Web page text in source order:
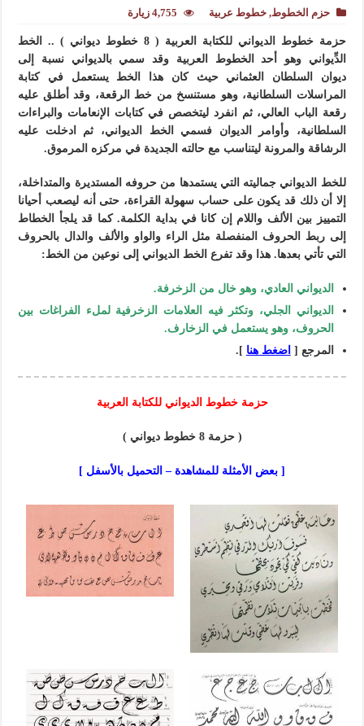
حزم الخطوط,خطوط عربية 4,755 زيارة
حزمة خطوط الديواني للكتابة العربية ( 8 خطوط ديواني ) .. الخط
الدِّيواني وهو أحد الخطوط العربية وقد سمي بالديواني نسبة إلى
ديوان السلطان العثماني حيث كان هذا الخط يستعمل في كتابة
المراسلات السلطانية، وهو مستنسخ من خط الرقعة، وقد أطلق عليه
رقعة الباب العالي، ثم انفرد ليتخصص في كتابات الإنعامات والبراءات
السلطانية، وأوامر الديوان فسمي الخط الديواني، ثم ادخلت عليه
الرشاقة والمرونة ليتناسب مع حالته الجديدة في مركزه المرموق.
للخط الديواني جماليته التي يستمدها من حروفه المستديرة والمتداخلة،
إلا أن ذلك قد يكون على حساب سهولة القراءة، حتى أنه ليصعب أحيانا
التمييز بين الألف واللام إن كانا في بداية الكلمة. كما قد يلجأ الخطاط
إلى ربط الحروف المنفصلة مثل الراء والواو والألف والدال بالحروف
التي تأتي بعدها. هذا وقد تفرع الخط الديواني إلى نوعين من الخط:
الديواني العادي، وهو خال من الزخرفة.
الديواني الجلي، وتكثر فيه العلامات الزخرفية لملء الفراغات بين
الحروف، وهو يستعمل في الزخارف.
المرجع [ اضغط هنا ].
حزمة خطوط الديواني للكتابة العربية
( حزمة 8 خطوط ديواني )
[ بعض الأمثلة للمشاهدة – التحميل بالأسفل ]